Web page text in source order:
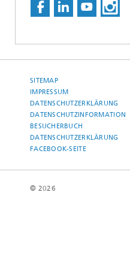
SITEMAP
IMPRESSUM
DATENSCHUTZERKLÄRUNG
BESUCHERBUCH
FACEBOOK-SEITE
© 2026